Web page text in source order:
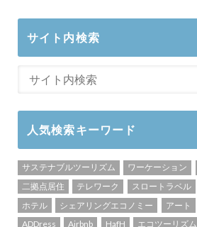
サイト内検索
人気検索キーワード
サステナブルツーリズム ワーケーション
二拠点居住
テレワーク スロートラベル
ホテル
シェアリングエコノミー アート
ADDress
Airbnb HafH エコツーリズム